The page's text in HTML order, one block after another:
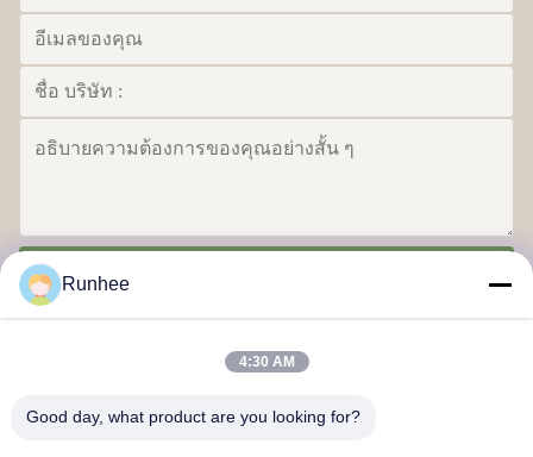
Runhee
4:30 AM
Good day, what product are you looking for?